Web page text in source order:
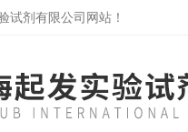
试剂有限公司网站！